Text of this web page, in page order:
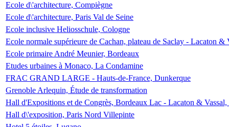
Ecole d\'architecture, Compiègne
Ecole d\'architecture, Paris Val de Seine
Ecole inclusive Heliosschule, Cologne
Ecole normale supérieure de Cachan, plateau de Saclay - Lacaton &
Ecole primaire André Meunier, Bordeaux
Etudes urbaines à Monaco, La Condamine
FRAC GRAND LARGE - Hauts-de-France, Dunkerque
Grenoble Arlequin, Étude de transformation
Hall d'Expositions et de Congrès, Bordeaux Lac - Lacaton &
Hall d\'exposition, Paris Nord Villepinte